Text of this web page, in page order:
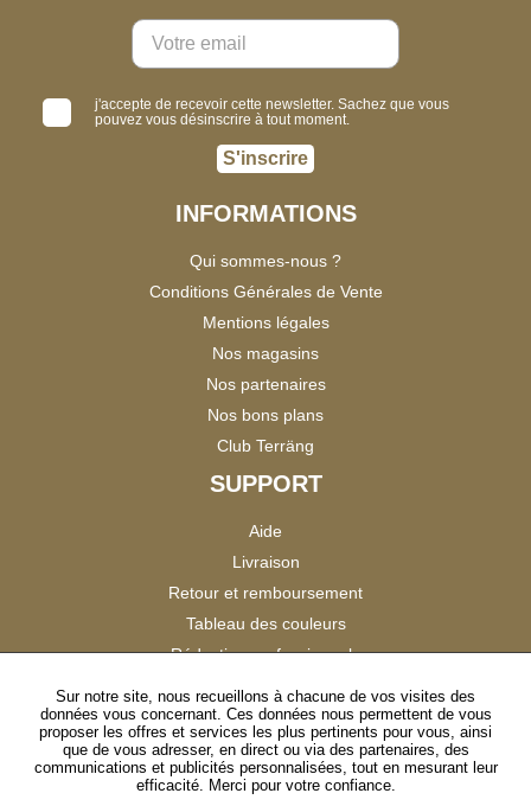
j'accepte de recevoir cette newsletter. Sachez que vous
pouvez vous désinscrire à tout moment.
S'inscrire
INFORMATIONS
Qui sommes-nous ?
Conditions Générales de Vente
Mentions légales
Nos magasins
Nos partenaires
Nos bons plans
Club Terräng
SUPPORT
Aide
Livraison
Retour et remboursement
Tableau des couleurs
Réduction professionnels
Catalogues
Satisfaction Clients
SUIVEZ-NOUS
Sur notre site, nous recueillons à chacune de vos visites des
données vous concernant. Ces données nous permettent de vous
proposer les offres et services les plus pertinents pour vous, ainsi
que de vous adresser, en direct ou via des partenaires, des
communications et publicités personnalisées, tout en mesurant leur
efficacité. Merci pour votre confiance.